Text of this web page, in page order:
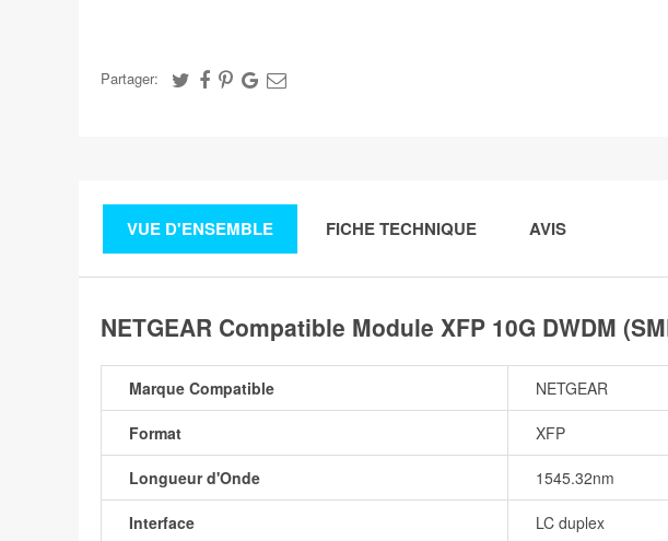
Partager:
VUE D'ENSEMBLE FICHE TECHNIQUE AVIS
NETGEAR Compatible Module XFP 10G DWDM
Marque Compatible NETGEAR
Format XFP
Longueur d'Onde 1545.32nm
Interface LC duplex